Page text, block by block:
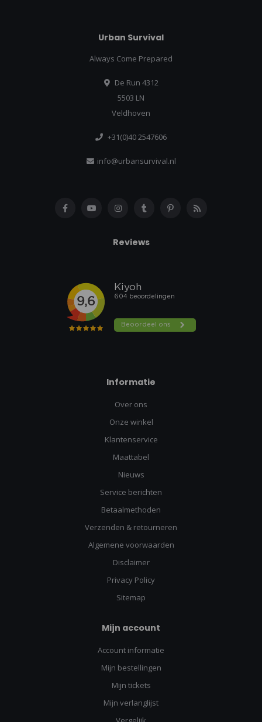
Urban Survival
Always Come Prepared
De Run 4312
5503 LN
Veldhoven
+31(0)40 2547606
info@urbansurvival.nl
Reviews
Informatie
Over ons
Onze winkel
Klantenservice
Maattabel
Nieuws
Service berichten
Betaalmethoden
Verzenden & retourneren
Algemene voorwaarden
Disclaimer
Privacy Policy
Sitemap
Mijn account
Account informatie
Mijn bestellingen
Mijn tickets
Mijn verlanglijst